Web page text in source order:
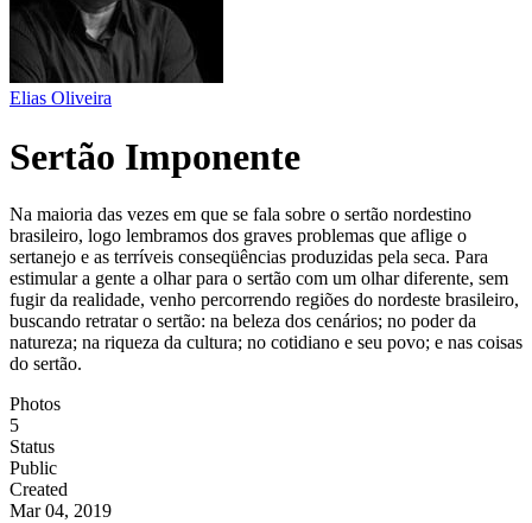
Elias Oliveira
Sertão Imponente
Na maioria das vezes em que se fala sobre o sertão nordestino
brasileiro, logo lembramos dos graves problemas que aflige o
sertanejo e as terríveis conseqüências produzidas pela seca. Para
estimular a gente a olhar para o sertão com um olhar diferente, sem
fugir da realidade, venho percorrendo regiões do nordeste brasileiro,
buscando retratar o sertão: na beleza dos cenários; no poder da
natureza; na riqueza da cultura; no cotidiano e seu povo; e nas coisas
do sertão.
Photos
5
Status
Public
Created
Mar 04, 2019